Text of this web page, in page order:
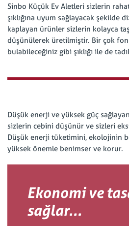
Sinbo Küçük Ev Aletleri sizlerin
şıklığına uyum sağlayacak şekilde
kaplayan ürünler sizlerin kolayca
düşünülerek üretilmiştir. Bir çok
bulabileceğiniz gibi şıklığı ile de
Düşük enerji ve yüksek güç
sizlerin cebini düşünür ve sizleri
Düşük enerji tüketimini, ekolojinin
yüksek önemle benimser ve korur.
Ekonomi ve
sağlar...